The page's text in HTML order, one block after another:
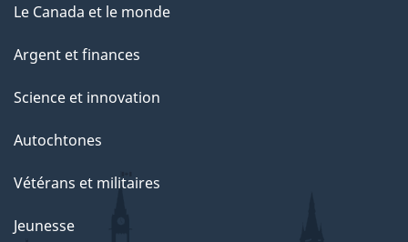
Le Canada et le monde
Argent et finances
Science et innovation
Autochtones
Vétérans et militaires
Jeunesse